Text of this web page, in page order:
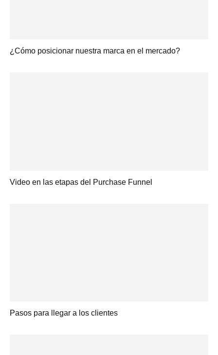
¿Cómo posicionar nuestra marca en el mercado?
Video en las etapas del Purchase Funnel
Pasos para llegar a los clientes